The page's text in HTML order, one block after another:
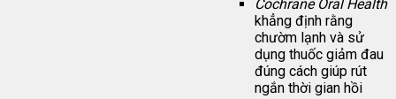
Cochrane Oral Health
khẳng định rằng
chườm lạnh và sử
dụng thuốc giảm đau
đúng cách giúp rút
ngắn thời gian hồi